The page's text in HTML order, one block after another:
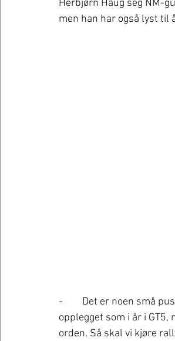
Herbjørn Haug seg NM-
men han har også lyst til
-	Det er noen små puslebiter når det gjelder Racing NM, men jeg har lyst til å gjøre samme
opplegget som i år i
orden. Så skal vi kjøre